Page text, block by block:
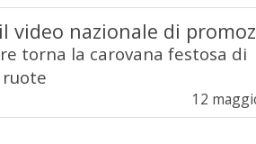
video nazionale di
torna la carovana festosa di
12